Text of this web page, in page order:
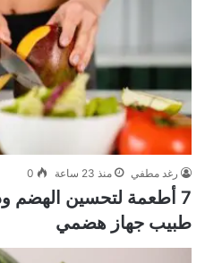
رغد مطفي منذ 23 ساعة 0
7 أطعمة لتحسين الهضم
طبيب جهاز هضمي